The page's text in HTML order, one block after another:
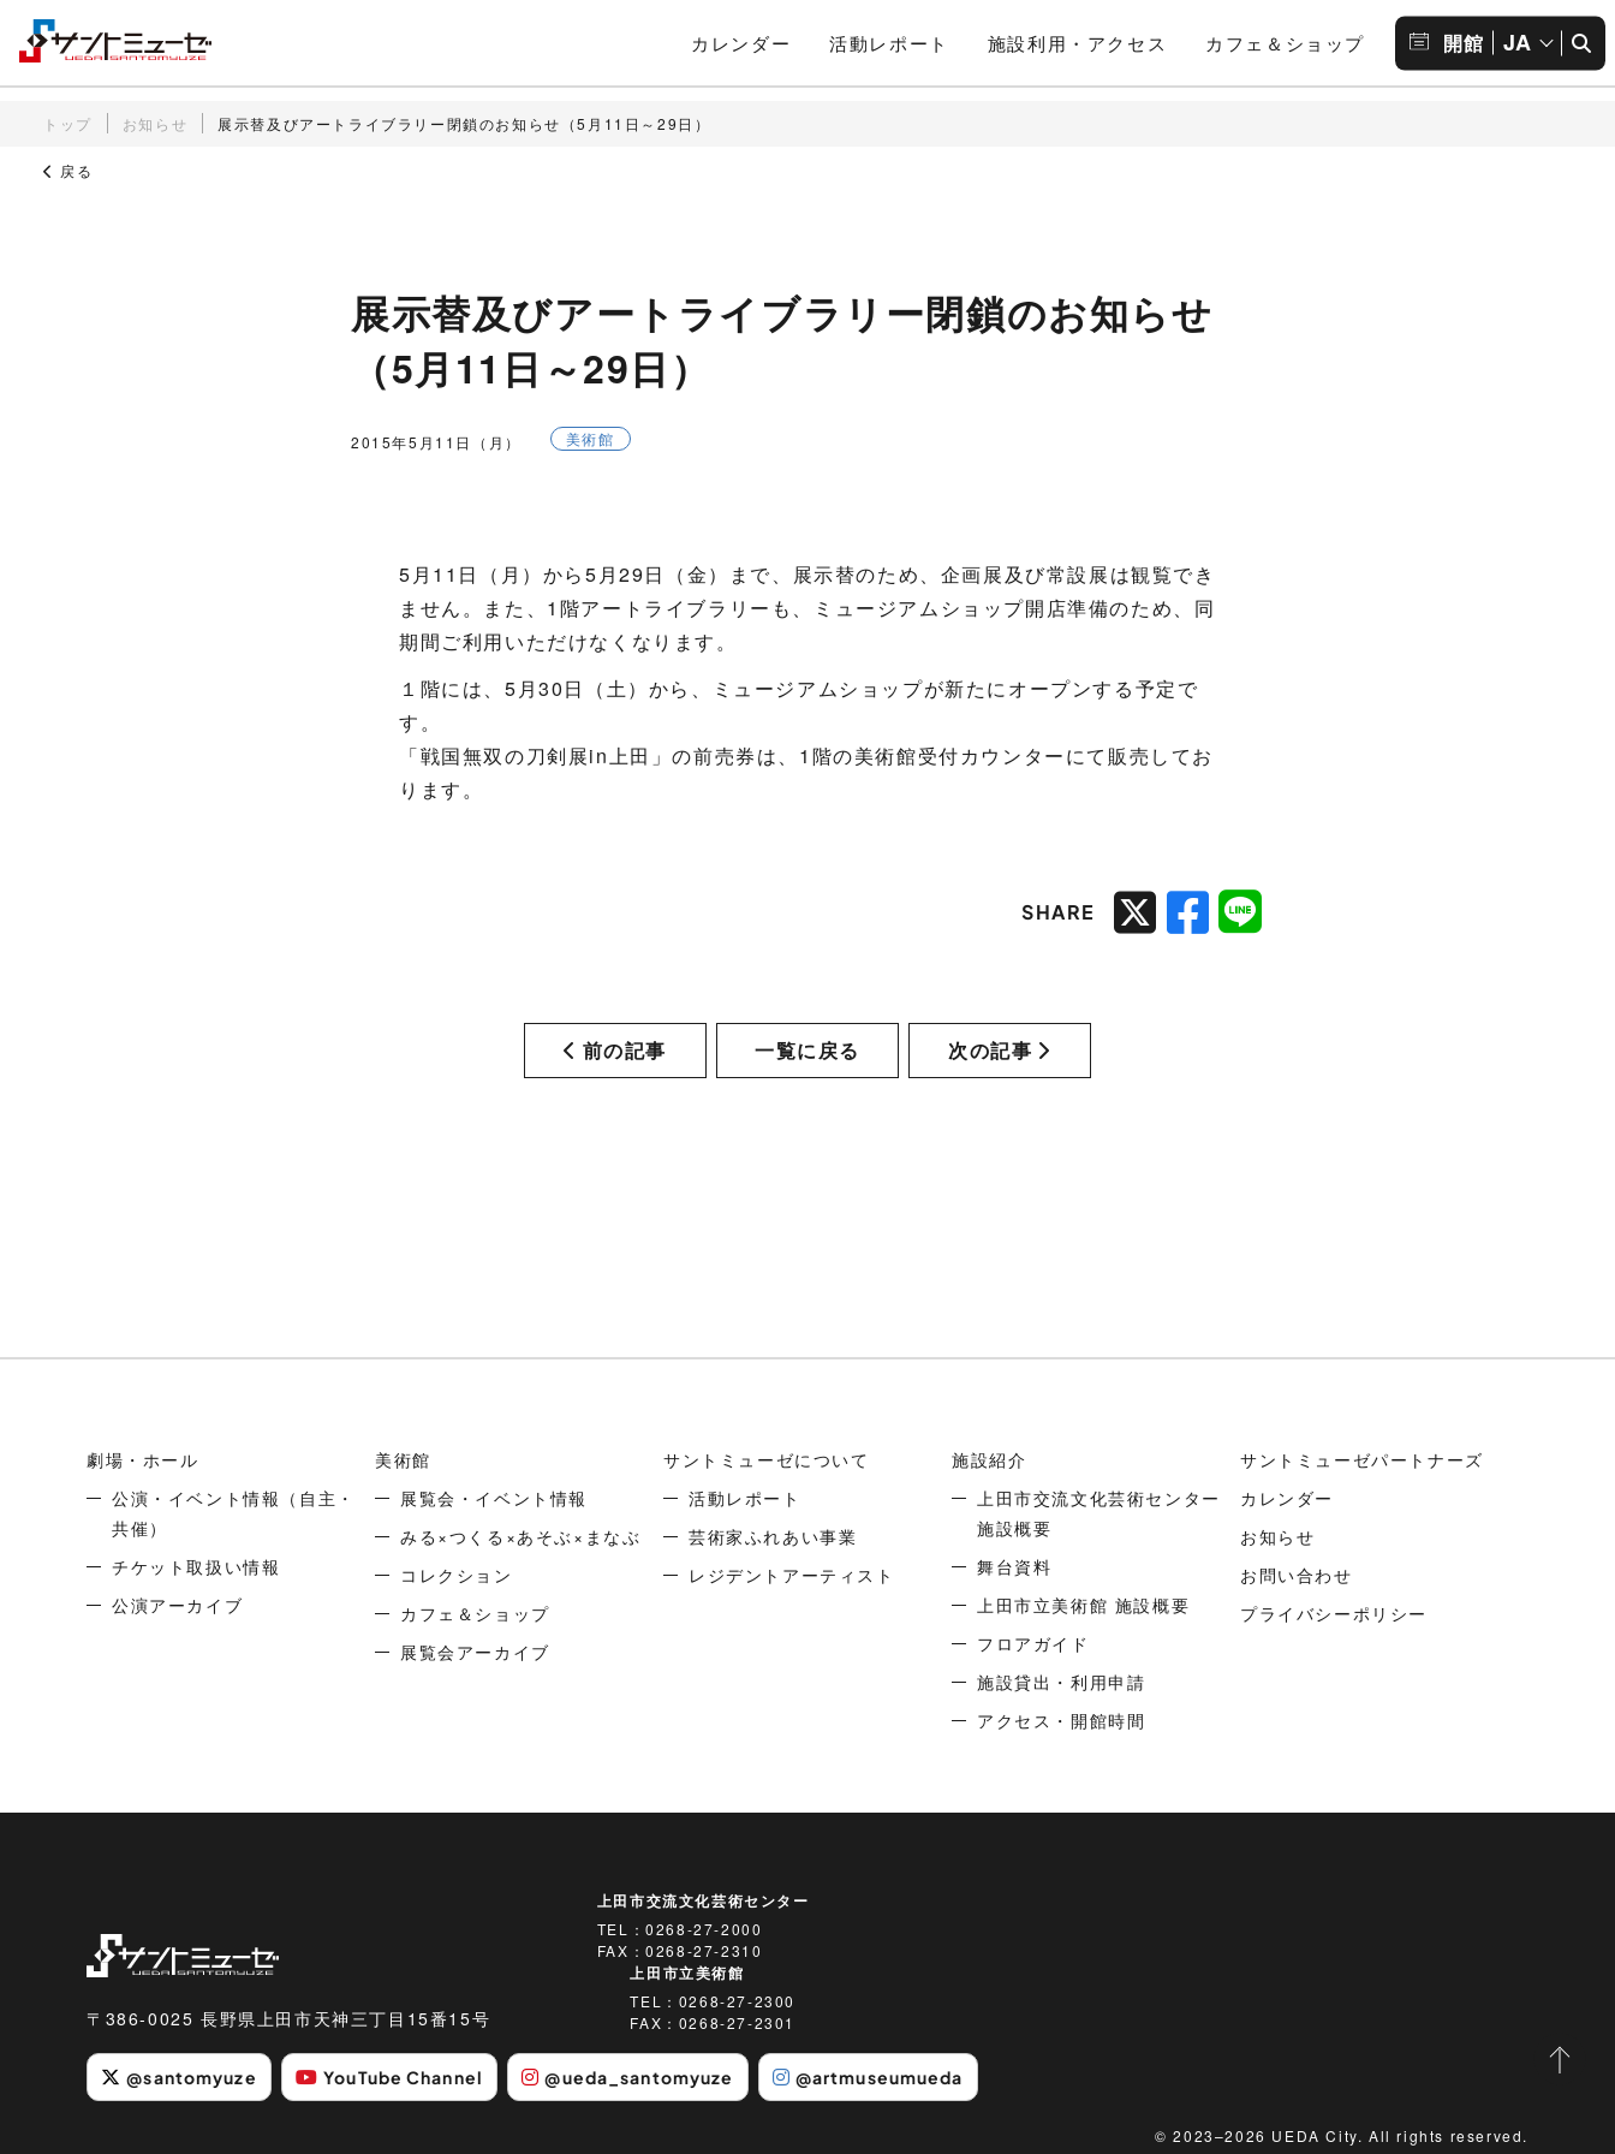
カレンダー 活動レポート 施設利用 ・アクセス カフェ＆ショップ 開館 JA
トップ お知らせ 展示替及びアートライブラリー閉鎖のお知らせ（5月11日～29日）
戻る
展示替及びアートライブラリー閉鎖のお知らせ
（5月11日～29日）
2015年5月11日（月） 美術館
5月11日（月）から5月29日（金）まで、展示替のため、企画展及び常設展は観覧でき
ません。また、1階アートライブラリーも、ミュージアムショップ開店準備のため、同
期間ご利用いただけなくなります。
１階には、5月30日（土）から、ミュージアムショップが新たにオープンする予定で
す。
「戦国無双の刀剣展in上田」の前売券は、1階の美術館受付カウンターにて販売してお
ります。
SHARE
前の記事 一覧に戻る 次の記事
劇場・ホール
公演・イベント情報 （自主・
共催）
チケット取扱い情報
公演アーカイブ
美術館
展覧会・イベント情報
みる×つくる×あそぶ×まなぶ
コレクション
カフェ＆ショップ
展覧会アーカイブ
サントミューゼについて
活動レポート
芸術家ふれあい事業
レジデントアーティスト
施設紹介
上田市交流文化芸術センター
施設概要
舞台資料
上田市立美術館 施設概要
フロアガイド
施設貸出・利用申請
アクセス・開館時間
サントミューゼパートナーズ
カレンダー
お知らせ
お問い合わせ
プライバシーポリシー
〒386-0025 長野県上田市天神三丁目15番15号
上田市交流文化芸術センター
TEL：0268-27-2000
FAX：0268-27-2310
上田市立美術館
TEL： 0268-27-2300
FAX：0268-27-2301
@santomyuze YouTube Channel @ueda_santomyuze @artmuseumueda
© 2023–2026 UEDA City. All rights reserved.